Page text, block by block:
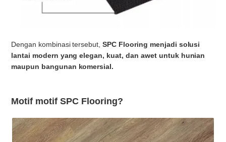
Dengan kombinasi tersebut,SPC Flooring menjadi solusi
lantai modern yang elegan, kuat, dan awet untuk hunian
maupun bangunan komersial.
Motif motif SPC Flooring?